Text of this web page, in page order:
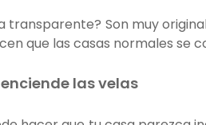
transparente? Son muy
que las casas normales se
las velas